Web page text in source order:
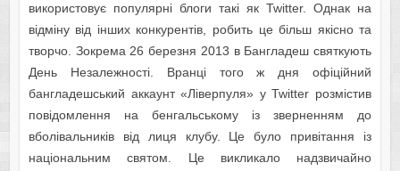
використовує популярні блоги такі як Twitter. Однак на
відміну від інших конкурентів, робить це більш якісно та
творчо. Зокрема 26 березня 2013 в Бангладеш святкують
День Незалежності. Вранці того ж дня офіційний
бангладешський аккаунт «Ліверпуля» у Twitter розмістив
повідомлення на бенгальському із зверненням до
вболівальників від лиця клубу. Це було привітання із
національним святом. Це викликало надзвичайно